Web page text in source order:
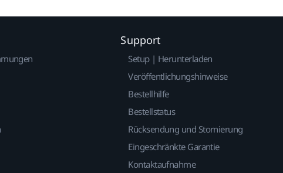
Support
Setup | Herunterladen
Veröffentlichungshinweise
Bestellhilfe
Bestellstatus
Rücksendung und Stornierung
Eingeschränkte Garantie
Kontaktaufnahme